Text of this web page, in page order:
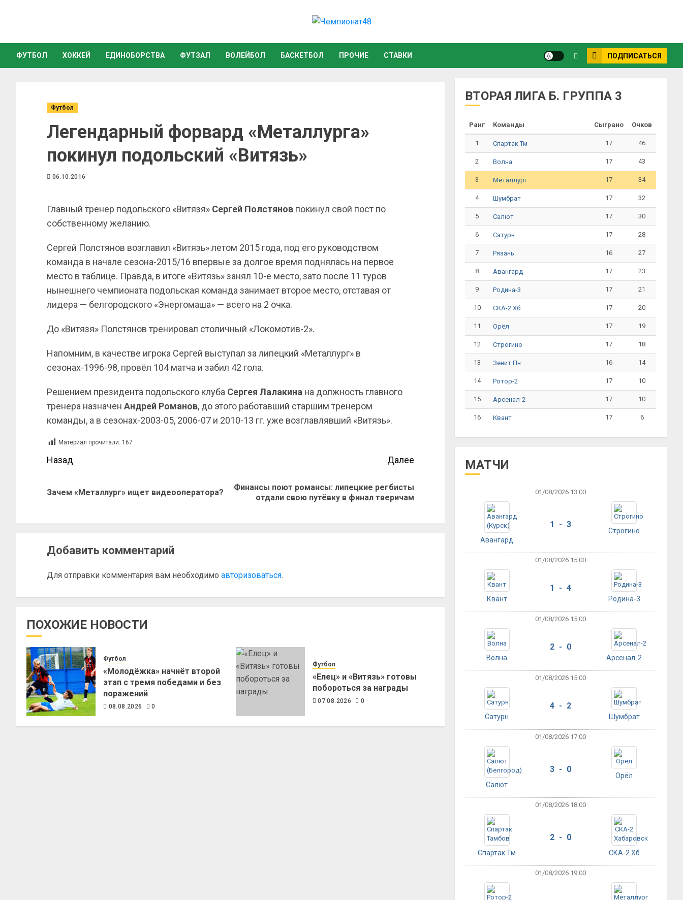
ФУТБОЛ ХОККЕЙ ЕДИНОБОРСТВА ФУТЗАЛ ВОЛЕЙБОЛ БАСКЕТБОЛ ПРОЧИЕ СТАВКИ ПОДПИСАТЬСЯ
Футбол
Легендарный форвард «Металлурга»
покинул подольский «Витязь»
06.10.2016
Главный тренер подольского «Витязя» Сергей Полстянов покинул свой пост по
собственному желанию.
Сергей Полстянов возглавил «Витязь» летом 2015 года, под его руководством
команда в начале сезона-2015/16 впервые за долгое время поднялась на первое
место в таблице. Правда, в итоге «Витязь» занял 10-е место, зато после 11 туров
нынешнего чемпионата подольская команда занимает второе место, отставая от
лидера — белгородского «Энергомаша» — всего на 2 очка.
До «Витязя» Полстянов тренировал столичный «Локомотив-2».
Напомним, в качестве игрока Сергей выступал за липецкий «Металлург» в
сезонах-1996-98, провёл 104 матча и забил 42 гола.
Решением президента подольского клуба Сергея Лалакина на должность главного
тренера назначен Андрей Романов, до этого работавший старшим тренером
команды, а в сезонах-2003-05, 2006-07 и 2010-13 гг. уже возглавлявший «Витязь».
Материал прочитали: 167
Назад
Зачем «Металлург» ищет видеооператора?
Далее
Финансы поют романсы: липецкие регбисты
отдали свою путёвку в финал тверичам
Добавить комментарий
Для отправки комментария вам необходимо авторизоваться.
ПОХОЖИЕ НОВОСТИ
Футбол
«Молодёжка» начнёт второй
этап с тремя победами и без
поражений
08.08.2026 0
Футбол
«Елец» и «Витязь» готовы
побороться за награды
07.08.2026 0
ВТОРАЯ ЛИГА Б. ГРУППА 3
Ранг Команды Сыграно Очков
1 Спартак Тм 17 46
2 Волна 17 43
3 Металлург 17 34
4 Шумбрат 17 32
5 Салют 17 30
6 Сатурн 17 28
7 Рязань 16 27
8 Авангард 17 23
9 Родина-3 17 21
10 СКА-2 Хб 17 20
11 Орёл 17 19
12 Строгино 17 18
13 Зенит Пн 16 14
14 Ротор-2 17 10
15 Арсенал-2 17 10
16 Квант 17 6
МАТЧИ
01/08/2026 13:00
Авангард
1 - 3
Строгино
01/08/2026 15:00
Квант
1 - 4
Родина-3
01/08/2026 15:00
Волна
2 - 0
Арсенал-2
01/08/2026 15:00
Сатурн
4 - 2
Шумбрат
01/08/2026 17:00
Салют
3 - 0
Орёл
01/08/2026 18:00
Спартак Тм
2 - 0
СКА-2 Хб
01/08/2026 19:00